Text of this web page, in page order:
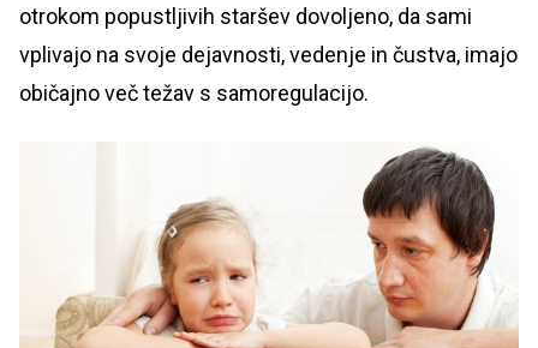
otrokom popustljivih staršev dovoljeno, da sami
vplivajo na svoje dejavnosti, vedenje in čustva, imajo
običajno več težav s samoregulacijo.